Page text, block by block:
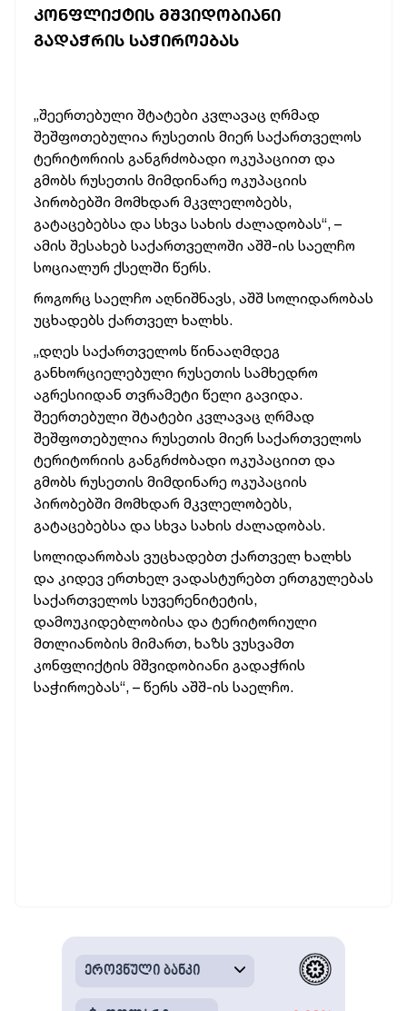
ᲙᲝᲜᲤᲚᲘᲥᲢᲘᲡ ᲛᲨᲕᲘᲓᲝᲑᲘᲐᲜᲘ
ᲒᲐᲓᲐᲭᲠᲘᲡ ᲡᲐᲭᲘᲠᲝᲔᲑᲐᲡ
„შეერთებული შტატები კვლავაც ღრმად
შეშფოთებულია რუსეთის მიერ საქართველოს
ტერიტორიის განგრძობადი ოკუპაციით და
გმობს რუსეთის მიმდინარე ოკუპაციის
პირობებში მომხდარ მკვლელობებს,
გატაცებებსა და სხვა სახის ძალადობას“, –
ამის შესახებ საქართველოში აშშ-ის საელჩო
სოციალურ ქსელში წერს.
როგორც საელჩო აღნიშნავს, აშშ სოლიდარობას
უცხადებს ქართველ ხალხს.
„დღეს საქართველოს წინააღმდეგ
განხორციელებული რუსეთის სამხედრო
აგრესიიდან თვრამეტი წელი გავიდა.
შეერთებული შტატები კვლავაც ღრმად
შეშფოთებულია რუსეთის მიერ საქართველოს
ტერიტორიის განგრძობადი ოკუპაციით და
გმობს რუსეთის მიმდინარე ოკუპაციის
პირობებში მომხდარ მკვლელობებს,
გატაცებებსა და სხვა სახის ძალადობას.
სოლიდარობას ვუცხადებთ ქართველ ხალხს
და კიდევ ერთხელ ვადასტურებთ ერთგულებას
საქართველოს სუვერენიტეტის,
დამოუკიდებლობისა და ტერიტორიული
მთლიანობის მიმართ, ხაზს ვუსვამთ
კონფლიქტის მშვიდობიანი გადაჭრის
საჭიროებას“, – წერს აშშ-ის საელჩო.